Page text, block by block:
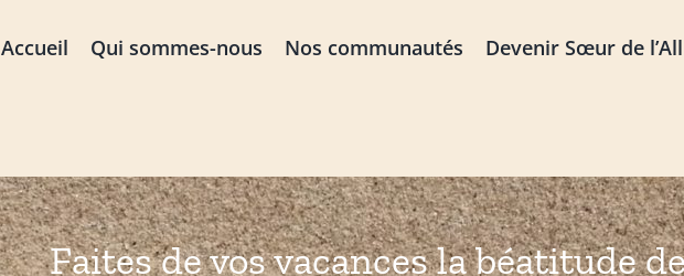
Accueil Qui sommes-nous Nos communautés Devenir Sœur de
Faites de vos vacances la béatitude